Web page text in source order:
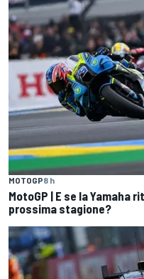
MOTOGP8 h
MotoGP | E se la Yamaha
prossima stagione?